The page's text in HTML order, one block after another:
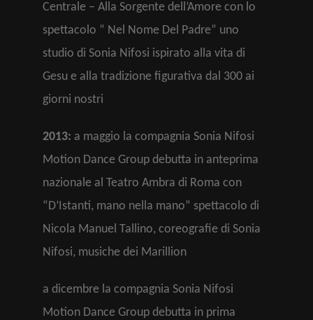
Centrale – Alla Sorgente dell’Amore con lo
spettacolo ” Nel Nome Del Padre” uno
studio di Sonia Nifosi ispirato alla vita di
Gesu e alla tradizione figurativa dal 300 ai
giorni nostri
2013: a maggio la compagnia Sonia Nifosi
Motion Dance Group debutta in anteprima
nazionale al Teatro Ambra di Roma con
“D’Istanti, mano nella mano” spettacolo di
Nicola Manuel Tallino, coreografie di Sonia
Nifosi, musiche dei Marillion
a dicembre la compagnia Sonia Nifosi
Motion Dance Group debutta in prima